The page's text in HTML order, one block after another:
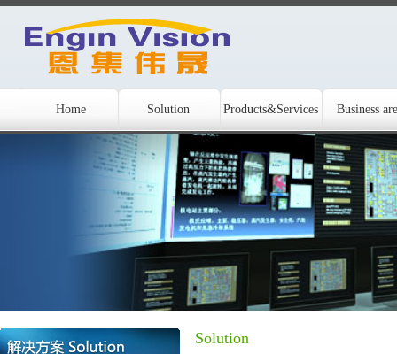
Home Solution Products&Services Business
Solution